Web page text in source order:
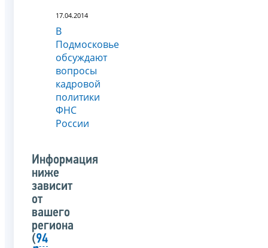
17.04.2014
В
Подмосковье
обсуждают
вопросы
кадровой
политики
ФНС
России
Информация
ниже
зависит
от
вашего
региона
(94